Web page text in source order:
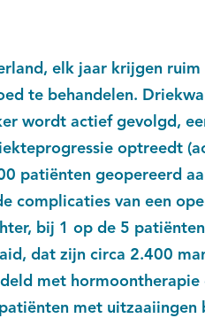
elk jaar krijgen ruim
te behandelen.
wordt actief gevolgd,
optreedt
patiënten geopereerd
complicaties van een
bij 1 op de 5
dat zijn circa 2.400
met hormoontherapie
met uitzaaiingen